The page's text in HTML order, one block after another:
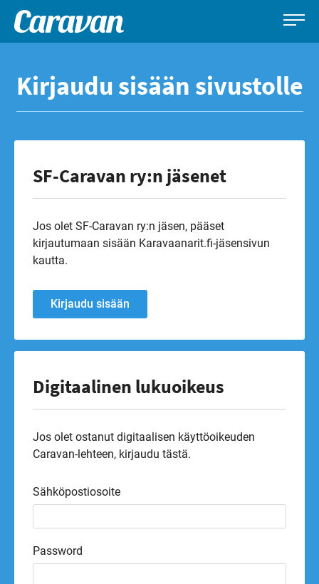
sisältöön
Caravan-
Leirintämatkailun
Kirjaudu sisään sivustolle
SF-Caravan ry:n jäsenet
Jos olet SF-Caravan ry:n jäsen, pääset
kirjautumaan sisään Karavaanarit.fi-jäsensivun
kautta.
Kirjaudu sisään
Digitaalinen lukuoikeus
Jos olet ostanut digitaalisen käyttöoikeuden
Caravan-lehteen, kirjaudu tästä.
Sähköpostiosoite
Password